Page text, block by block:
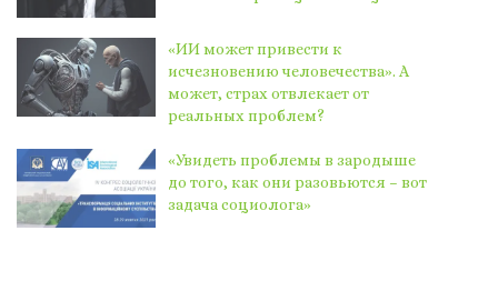
«ИИ может привести к
исчезновению человечества». А
может, страх отвлекает от
реальных проблем?
«Увидеть проблемы в зародыше
до того, как они разовьются – вот
задача социолога»